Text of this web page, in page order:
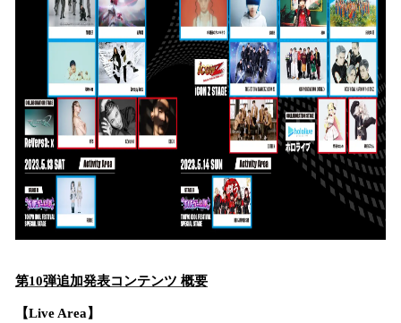
第10弾追加発表コンテンツ 概要
【Live Area】